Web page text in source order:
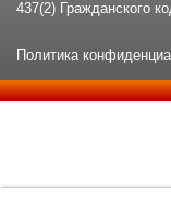
437(2) Гражданского
Политика